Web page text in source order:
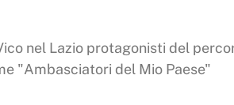
nel Lazio protagonisti del
"Ambasciatori del Mio Paese"